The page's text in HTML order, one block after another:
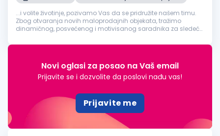
...i volite životinje, pozivamo Vas da se pridružite našem timu.
Zbog otvaranja novih maloprodajnih objekata, tražimo
dinamičnog, posvećenog i motivisanog saradnika za sledeće
veterinarskoj apoteci u sklopu...
Novi oglasi za posao na Vaš email
Prijavite se i dozvolite da poslovi nađu vas!
Prijavite me